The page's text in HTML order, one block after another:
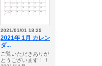
2021/01/01 18:29
2021年 1月 カレン
ダ...
ご覧いただきありが
とうございます！！